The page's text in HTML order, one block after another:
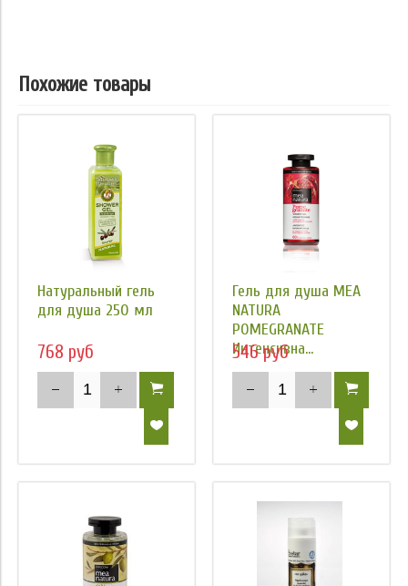
Похожие товары
Натуральный гель
для душа 250 мл
768 руб
Гель для душа MEA
NATURA
POMEGRANATE
Интенсивна...
546 руб